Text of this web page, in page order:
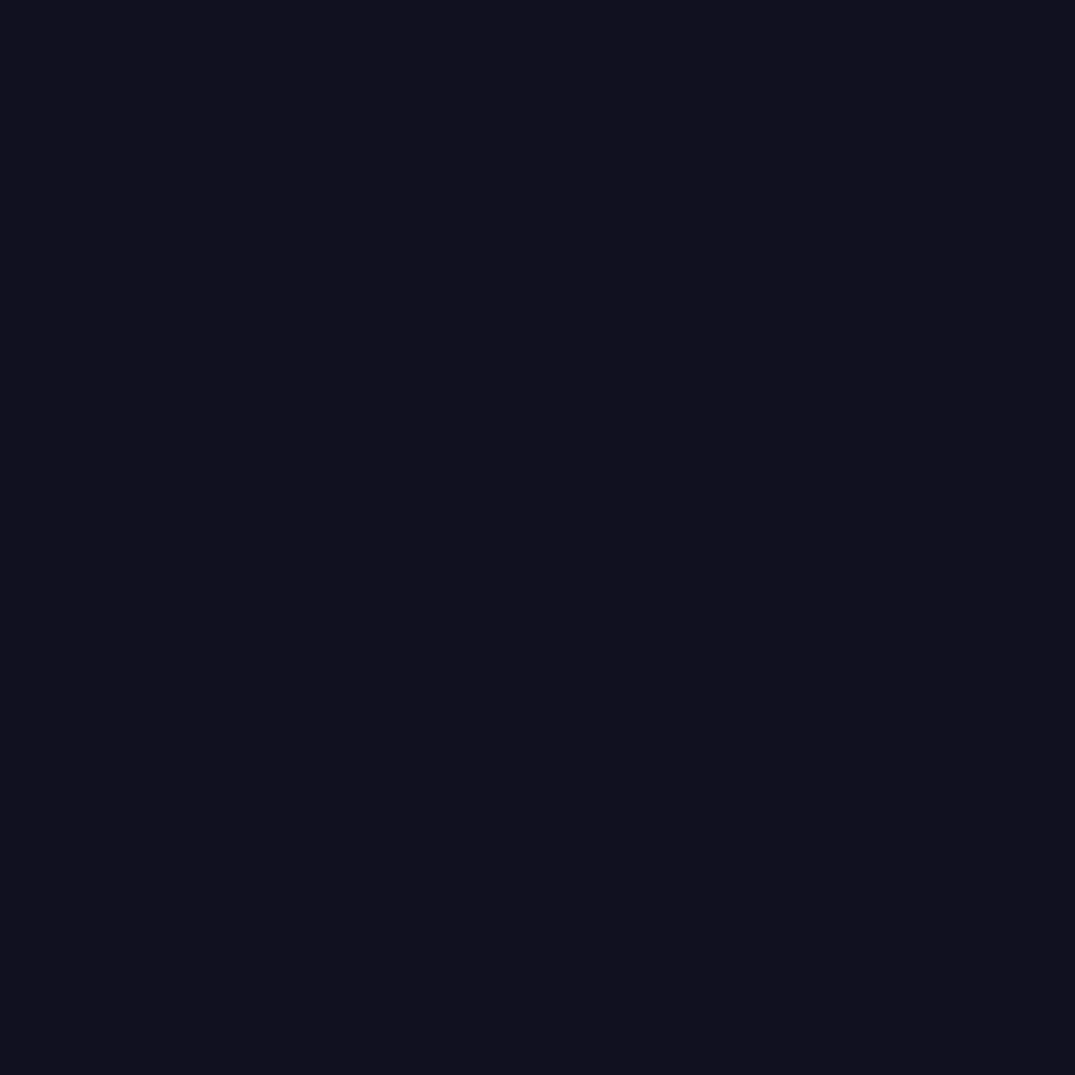
supervivencia. Aquí es donde se encuentran
en modo de lucha o huida, tus músculos se tensan
tu supervivencia.